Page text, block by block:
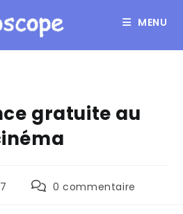
MENU
gratuite au
0 commentaire